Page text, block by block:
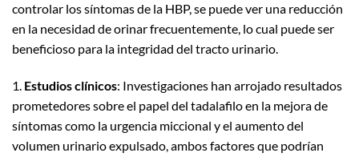
controlar los síntomas de la HBP, se puede ver una reducción
en la necesidad de orinar frecuentemente, lo cual puede ser
beneficioso para la integridad del tracto urinario.
1. Estudios clínicos: Investigaciones han arrojado resultados
prometedores sobre el papel del tadalafilo en la mejora de
síntomas como la urgencia miccional y el aumento del
volumen urinario expulsado, ambos factores que podrían